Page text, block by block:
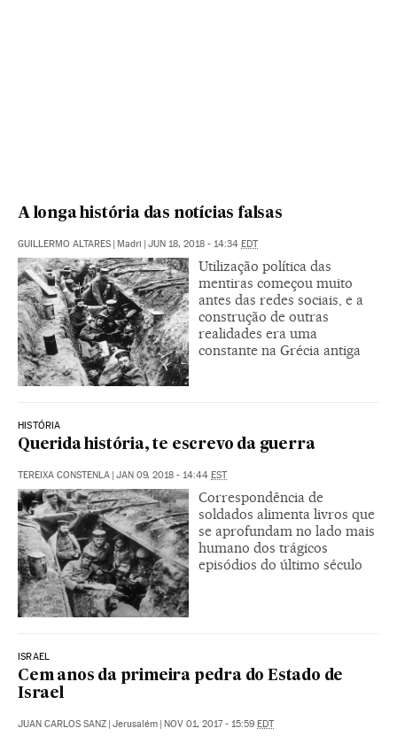
A longa história das notícias falsas
GUILLERMO ALTARES | Madri | JUN 18, 2018 - 14:34 EDT
Utilização política das
mentiras começou muito
antes das redes sociais, e a
construção de outras
realidades era uma
constante na Grécia antiga
HISTÓRIA
Querida história, te escrevo da guerra
TEREIXA CONSTENLA | JAN 09, 2018 - 14:44 EST
Correspondência de
soldados alimenta livros que
se aprofundam no lado mais
humano dos trágicos
episódios do último século
ISRAEL
Cem anos da primeira pedra do Estado de
Israel
JUAN CARLOS SANZ | Jerusalém | NOV 01, 2017 - 15:59 EDT